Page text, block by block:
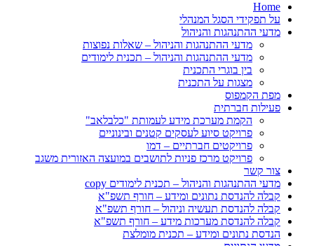
Home
על תפקידי הסגל המנהלי
מדעי ההתנהגות והניהול
מדעי ההתנהגות והניהול – שאלות נפוצות
מדעי ההתנהגות והניהול – תכנית לימודים
בין בוגרי התכנית
מצגות על התכנית
מפת הקמפוס
פעילות חברתית
הקמת מערכת מידע לעמותת "כלבלאב"
פרויקט סיוע לעסקים קטנים ובינוניים
פרויקטים חברתיים – דמו
פרויקט מרכז פניות לתושבים במועצה האזורית משגב
צור קשר
מדעי ההתנהגות והניהול – תכנית לימודים copy
קבלה להנדסת נתונים ומידע – חורף תשפ"א
קבלה להנדסת תעשיה וניהול – חורף תשפ"א
קבלה להנדסת מערכות מידע – חורף תשפ"א
הנדסת נתונים ומידע – תכנית מומלצת